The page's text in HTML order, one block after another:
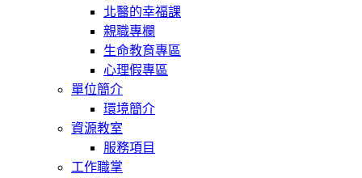
北醫的幸福課
親職專欄
生命教育專區
心理假專區
單位簡介
環境簡介
資源教室
服務項目
工作職掌